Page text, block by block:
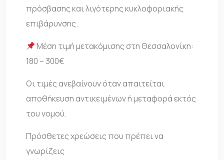
πρόσβασης και λιγότερης κυκλοφοριακής
επιβάρυνσης.
Μέση τιμή μετακόμισης στη Θεσσαλονίκη:
180 – 300€
Οι τιμές ανεβαίνουν όταν απαιτείται
αποθήκευση αντικειμένων ή μεταφορά εκτός
του νομού.
Πρόσθετες χρεώσεις που πρέπει να
γνωρίζεις